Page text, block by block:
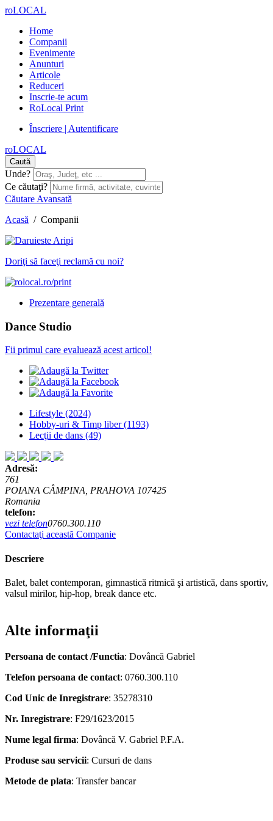
roLOCAL
Home
Companii
Evenimente
Anunturi
Articole
Reduceri
Inscrie-te acum
RoLocal Print
Înscriere | Autentificare
roLOCAL
Caută
Unde?
Ce căutaţi?
Căutare Avansată
Acasă / Companii
Doriţi să faceţi reclamă cu noi?
Prezentare generală
Dance Studio
Fii primul care evaluează acest articol!
Lifestyle (2024)
Hobby-uri & Timp liber(1193)
Lecţii de dans (49)
Adresă:
761
POIANA CÂMPINA, PRAHOVA 107425
Romania
telefon:
vezi telefon0760.300.110
Contactaţi această Companie
Descriere
Balet, balet contemporan, gimnastică ritmică şi artistică, dans sportiv,
valsul mirilor, hip-hop, break dance etc.
Alte informaţii
Persoana de contact /Functia: Dovâncă Gabriel
Telefon persoana de contact: 0760.300.110
Cod Unic de Inregistrare: 35278310
Nr. Inregistrare: F29/1623/2015
Nume legal firma: Dovâncă V. Gabriel P.F.A.
Produse sau servicii: Cursuri de dans
Metode de plata: Transfer bancar